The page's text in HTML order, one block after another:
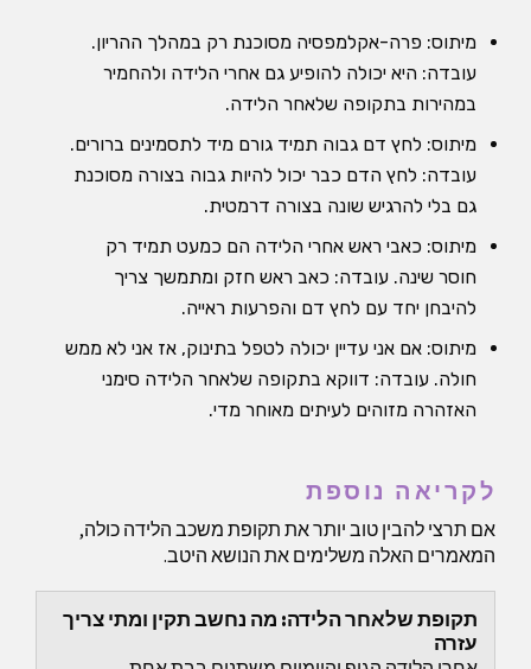
מיתוס: פרה-אקלמפסיה מסוכנת רק במהלך ההריון.
עובדה: היא יכולה להופיע גם אחרי הלידה ולהחמיר
במהירות בתקופה שלאחר הלידה.
מיתוס: לחץ דם גבוה תמיד גורם מיד לתסמינים ברורים.
עובדה: לחץ הדם כבר יכול להיות גבוה בצורה מסוכנת
גם בלי להרגיש שונה בצורה דרמטית.
מיתוס: כאבי ראש אחרי הלידה הם כמעט תמיד רק
חוסר שינה. עובדה: כאב ראש חזק ומתמשך צריך
להיבחן יחד עם לחץ דם והפרעות ראייה.
מיתוס: אם אני עדיין יכולה לטפל בתינוק, אז אני לא ממש
חולה. עובדה: דווקא בתקופה שלאחר הלידה סימני
האזהרה מזוהים לעיתים מאוחר מדי.
לקריאה נוספת
אם תרצי להבין טוב יותר את תקופת משכב הלידה כולה,
המאמרים האלה משלימים את הנושא היטב.
תקופת שלאחר הלידה: מה נחשב תקין ומתי צריך
עזרה